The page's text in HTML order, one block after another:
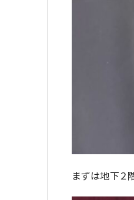
まずは地下２